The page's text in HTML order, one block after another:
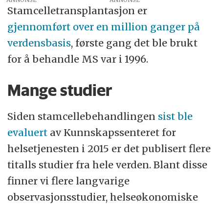
Stamcelletransplantasjon er
gjennomført over en million ganger på
verdensbasis, første gang det ble brukt
for å behandle MS var i 1996.
Mange studier
Siden stamcellebehandlingen sist ble
evaluert av Kunnskapssenteret for
helsetjenesten i 2015 er det publisert flere
titalls studier fra hele verden. Blant disse
finner vi flere langvarige
observasjonsstudier, helseøkonomiske